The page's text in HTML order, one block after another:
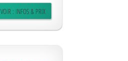
VOIR : INFOS & PRIX